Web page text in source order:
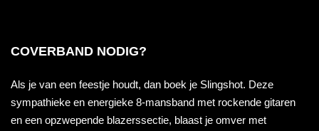
COVERBAND NODIG?
Als je van een feestje houdt, dan boek je Slingshot. Deze
sympathieke en energieke 8-mansband met rockende gitaren
en een opzwepende blazerssectie, blaast je omver met